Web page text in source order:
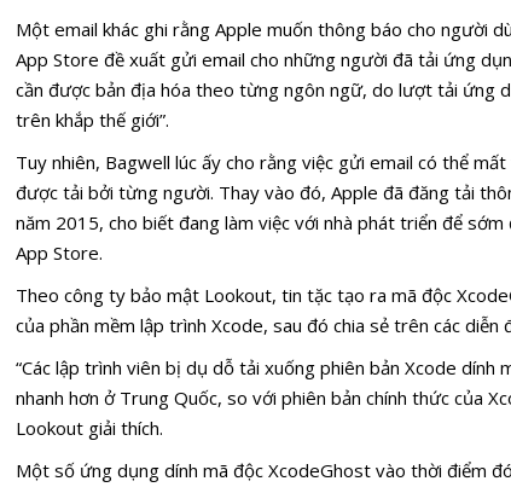
Một email khác ghi rằng Apple muốn thông báo cho người
App Store đề xuất gửi email cho những người đã tải ứng
cần được bản địa hóa theo từng ngôn ngữ, do lượt tải ứng
trên khắp thế giới”.
Tuy nhiên, Bagwell lúc ấy cho rằng việc gửi email có thể
được tải bởi từng người. Thay vào đó, Apple đã đăng tải
năm 2015, cho biết đang làm việc với nhà phát triển để
App Store.
Theo công ty bảo mật Lookout, tin tặc tạo ra mã độc
của phần mềm lập trình Xcode, sau đó chia sẻ trên các diễn
“Các lập trình viên bị dụ dỗ tải xuống phiên bản Xcode dính
nhanh hơn ở Trung Quốc, so với phiên bản chính thức của
Lookout giải thích.
Một số ứng dụng dính mã độc XcodeGhost vào thời điểm